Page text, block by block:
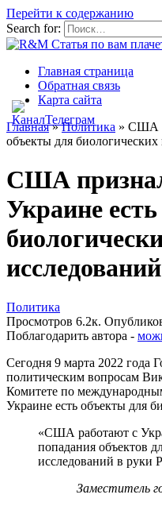
Перейти к содержанию
Search for:
Главная страница
Обратная связь
Карта сайта
Главная » Политика » США
объекты для биологических
США
Украине
Политика
Просмотров 6.2к.
Поблагодарить автора -
Сегодня 9 марта 2022 года
политическим вопросам
Комитете по
Украине есть объекты для
«США работают с
попадания объектов
исследований в руки
Заместитель